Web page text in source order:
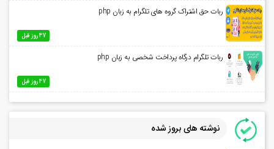
ربات حق اشتراک گروه های تلگرام به زبان php
47 روز قبل
ربات تلگرام درگاه پرداخت شخصی به زبان php
47 روز قبل
نوشته های بروز شده